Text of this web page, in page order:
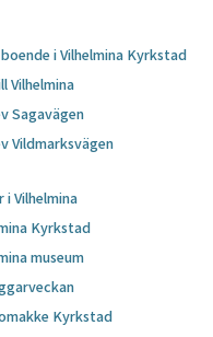
i Vilhelmina Kyrkstad
Vilhelmina
Sagavägen
Vildmarksvägen
i Vilhelmina
Kyrkstad
museum
Kyrkstad